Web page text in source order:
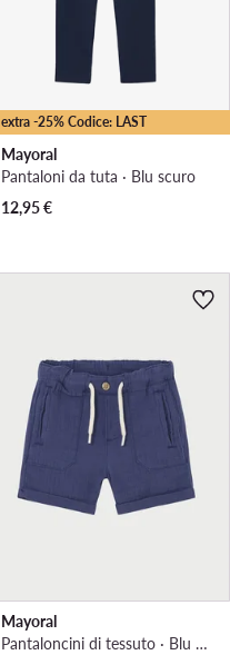
extra -25% Codice: LAST
Mayoral
Pantaloni da tuta · Blu scuro
12,95€
Mayoral
Pantaloncini di tessuto · Blu scuro